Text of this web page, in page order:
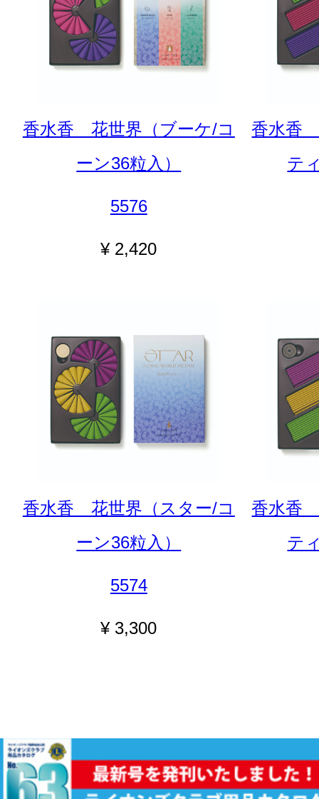
香水香 花世界（ブーケ/コ
ーン36粒入）
5576
¥ 2,420
香水香
テ
香水香 花世界（スター/コ
ーン36粒入）
5574
¥ 3,300
香水香
テ